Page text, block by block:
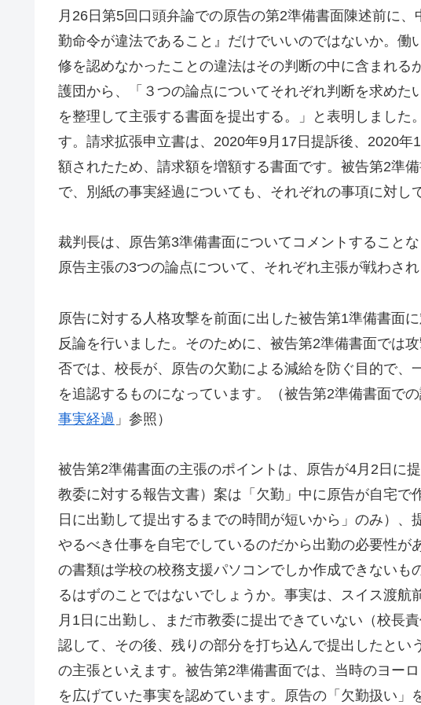
月26日第5回口頭弁論での原告の第2準備書面陳述前に
勤命令が違法であること』だけでいいのではないか。働
修を認めなかったことの違法はその判断の中に含まれる
護団から、「３つの論点についてそれぞれ判断を求めた
を整理して主張する書面を提出する。」と表明しまし
す。請求拡張申立書は、2020年9月17日提訴後、2020
額されたため、請求額を増額する書面です。被告第2準
で、別紙の事実経過についても、それぞれの事項に対し
裁判長は、原告第3準備書面についてコメントすること
原告主張の3つの論点について、それぞれ主張が戦わされ
原告に対する人格攻撃を前面に出した被告第1準備書面
反論を行いました。そのために、被告第2準備書面では
否では、校長が、原告の欠勤による減給を防ぐ目的で、
を追認するものになっています。（被告第2準備書面での
事実経過 」参照）
被告第2準備書面の主張のポイントは、原告が4月2日に
教委に対する報告文書）案は「欠勤」中に原告が自宅で
日に出勤して提出するまでの時間が短いから」のみ）
やるべき仕事を自宅でしているのだから出勤の必要性が
の書類は学校の校務支援パソコンでしか作成できないも
るはずのことではないでしょうか。事実は、スイス渡
月1日に出勤し、まだ市教委に提出できていない（校長
認して、その後、残りの部分を打ち込んで提出したとい
の主張といえます。被告第2準備書面では、当時のヨー
を広げていた事実を認めています。原告の「欠勤扱い」